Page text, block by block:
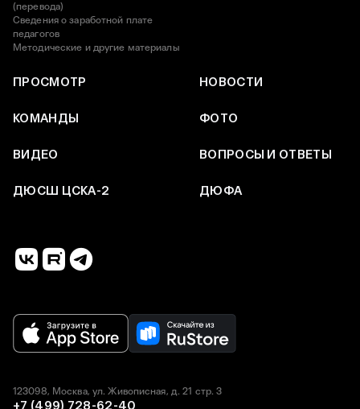
(перевода)
Сведения о заработной плате
педагогов
Методические и другие материалы
ПРОСМОТР НОВОСТИ
КОМАНДЫ ФОТО
ВИДЕО ВОПРОСЫ И ОТВЕТЫ
ДЮСШ ЦСКА-2 ДЮФА
123098, Москва, ул. Живописная, д. 21 стр. 3
+7 (499) 728-62-40